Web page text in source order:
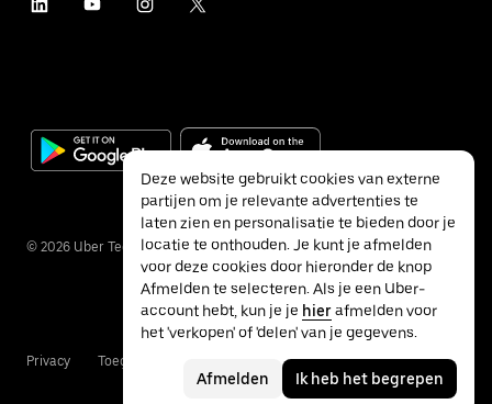
© 2026 Uber Technologies Inc.
Privacy Toegankelijkheid Voorwaarden
Deze website gebruikt cookies van externe
partijen om je relevante advertenties te
laten zien en personalisatie te bieden door je
locatie te onthouden. Je kunt je afmelden
voor deze cookies door hieronder de knop
Afmelden te selecteren. Als je een Uber-
account hebt, kun je je hierafmelden voor
het 'verkopen' of 'delen' van je gegevens.
Afmelden Ik heb het begrepen